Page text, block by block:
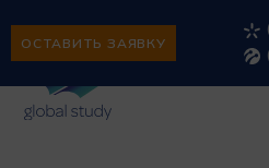
ОСТАВИТЬ ЗАЯВКУ